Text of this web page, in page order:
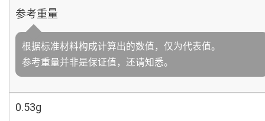
参考重量
根据标准材料构成计算出的数值，仅为代表值。
参考重量并非是保证值，还请知悉。
0.53g